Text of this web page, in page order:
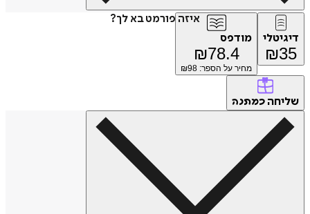
איזה פורמט בא לך?
דיגיטלי
₪35
מודפס
₪78.4
מחיר על הספר: ₪ 98
שליחה כמתנה